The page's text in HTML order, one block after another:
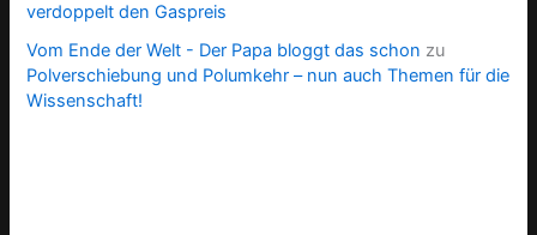
verdoppelt den Gaspreis
Vom Ende der Welt - Der Papa bloggt das schon zu
Polverschiebung und Polumkehr – nun auch Themen für die
Wissenschaft!